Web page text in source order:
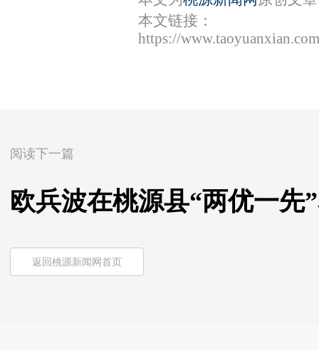
本文链接：
https://
阅读下一篇
欧兵波在桃源县“两优一
返回桃源新闻网首页